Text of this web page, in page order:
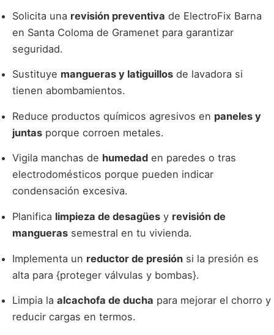
Solicita una revisión preventiva de ElectroFix Barna
en Santa Coloma de Gramenet para garantizar
seguridad.
Sustituye mangueras y latiguillos de lavadora si
tienen abombamientos.
Reduce productos químicos agresivos en paneles y
juntas porque corroen metales.
Vigila manchas de humedad en paredes o tras
electrodomésticos porque pueden indicar
condensación excesiva.
Planifica limpieza de desagües y revisión de
mangueras semestral en tu vivienda.
Implementa un reductor de presión si la presión es
alta para {proteger válvulas y bombas}.
Limpia la alcachofa de ducha para mejorar el chorro y
reducir cargas en termos.